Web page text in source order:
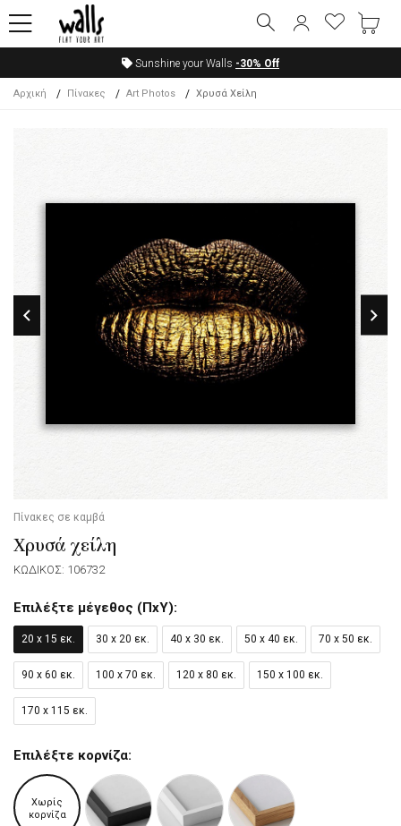
Sunshine your Walls -30% Off
Αρχική Πίνακες Art Photos Χρυσά Χείλη
Πίνακες σε καμβά
Χρυσά χείλη
ΚΩΔΙΚΟΣ: 106732
Επιλέξτε μέγεθος (ΠxΥ):
20 x 15 εκ. 30 x 20 εκ. 40 x 30 εκ. 50 x 40 εκ. 70 x 50 εκ.
90 x 60 εκ. 100 x 70 εκ. 120 x 80 εκ. 150 x 100 εκ.
170 x 115 εκ.
Επιλέξτε κορνίζα:
Χωρίς
κορνίζα